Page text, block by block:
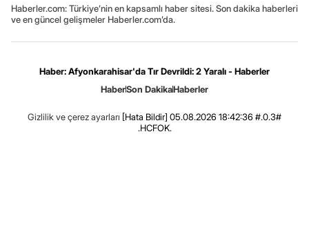
Haberler.com: Türkiye’nin en kapsamlı haber sitesi. Son dakika haberleri
ve en güncel gelişmeler Haberler.com’da.
Haber: Afyonkarahisar'da Tır Devrildi: 2 Yaralı - Haberler
HaberSon DakikaHaberler
Gizlilik ve çerez ayarları [Hata Bildir] 05.08.2026 18:42:36 #.0.3#
.HCFOK.